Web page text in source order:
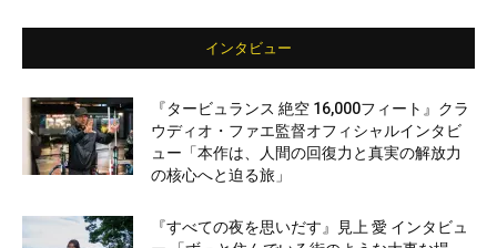
インタビュー
『タービュランス 絶空 16,000フィート』クラ
ウディオ・ファエ監督オフィシャルインタビ
ュー「本作は、人間の回復力と真実の解放力
の核心へと迫る旅」
『すべての夜を思いだす』見上 愛 インタビュ